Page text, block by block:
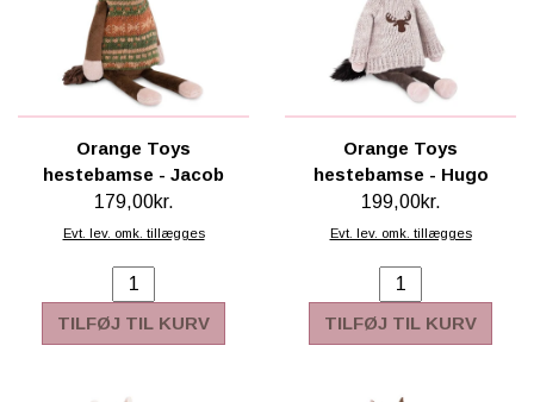
Orange Toys
hestebamse - Jacob
179,00kr.
Evt. lev. omk. tillægges
TILFØJ TIL KURV
Orange Toys
hestebamse - Hugo
199,00kr.
Evt. lev. omk. tillægges
TILFØJ TIL KURV